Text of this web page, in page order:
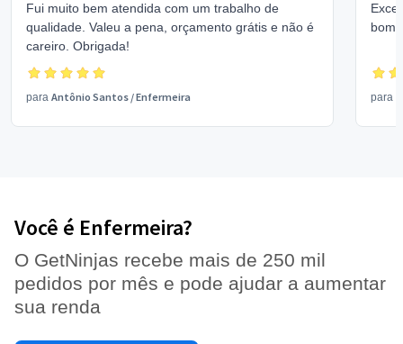
Fui muito bem atendida com um trabalho de
qualidade. Valeu a pena, orçamento grátis e não é
careiro. Obrigada!
para Antônio Santos /Enfermeira
bom
para
Você é Enfermeira?
O GetNinjas recebe mais de 250 mil
pedidos por mês e pode ajudar a aumentar
sua renda